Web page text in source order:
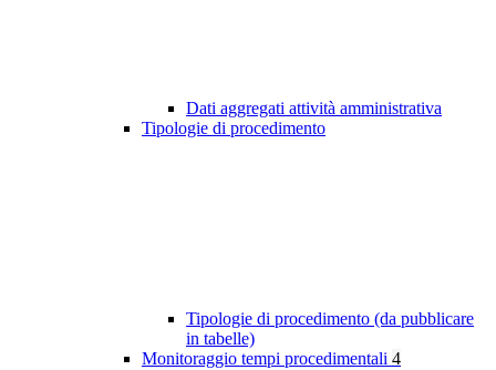
Dati aggregati attività amministrativa
Tipologie di procedimento
Tipologie di procedimento (da pubblicare
in tabelle)
Monitoraggio tempi procedimentali 4